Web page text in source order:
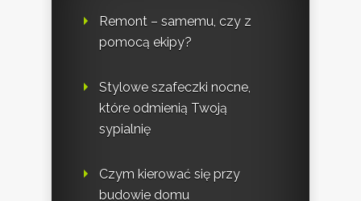
Remont – samemu, czy z
pomocą ekipy?
Stylowe szafeczki nocne,
które odmienią Twoją
sypialnię
Czym kierować się przy
budowie domu